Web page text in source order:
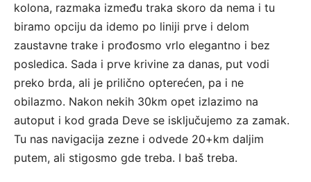
kolona, razmaka između traka skoro da nema i tu
biramo opciju da idemo po liniji prve i delom
zaustavne trake i prođosmo vrlo elegantno i bez
posledica. Sada i prve krivine za danas, put vodi
preko brda, ali je prilično opterećen, pa i ne
obilazmo. Nakon nekih 30km opet izlazimo na
autoput i kod grada Deve se isključujemo za zamak.
Tu nas navigacija zezne i odvede 20+km daljim
putem, ali stigosmo gde treba. I baš treba.